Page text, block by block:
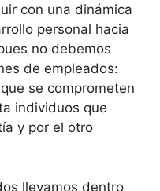
con una dinámica
personal hacia
no debemos
de empleados:
se comprometen
individuos que
y por el otro
llevamos dentro